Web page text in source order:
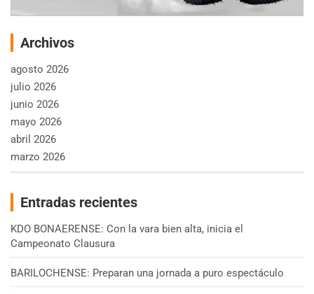
Archivos
agosto 2026
julio 2026
junio 2026
mayo 2026
abril 2026
marzo 2026
Entradas recientes
KDO BONAERENSE: Con la vara bien alta, inicia el
Campeonato Clausura
BARILOCHENSE: Preparan una jornada a puro espectáculo